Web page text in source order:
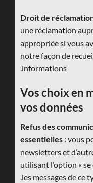
Droit de
une réclamation
appropriée si vous
notre façon de
informations.
Vos choix en
vos données
Refus des
essentielles : vous
newsletters et
utilisant l’option «
les messages de ce